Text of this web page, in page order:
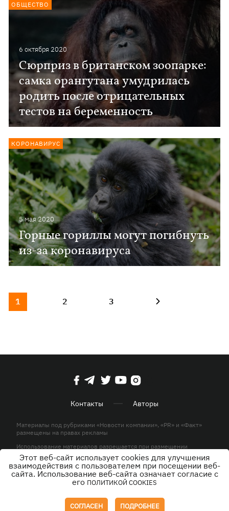
6 октября 2020
Сюрприз в британском зоопарке:
самка орангутана умудрилась
родить после отрицательных
тестов на беременность
ОБЩЕСТВО
5 мая 2020
Горные гориллы могут погибнуть
из-за коронавируса
КОРОНАВИРУС
1 2 3
Контакты Авторы
Материалы под рубриками «Новости компании», «PR» и «Факт»
размещены на правах рекламы
Использование материалов разрешается при размещении
активной гиперссылки на KP.UA в первом абзаце.
© ООО «ЮЛАВ МЕДИА»,2026. Все права защищены.
Этот веб-сайт использует cookies для улучшения
взаимодействия с пользователем при посещении веб-
сайта. Использование веб-сайта означает согласие с
его ПОЛИТИКОЙ COOKIES
СОГЛАСЕН ПОДРОБНЕЕ